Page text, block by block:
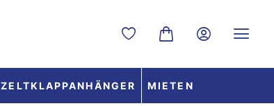
Du hast 0 Produkte auf
Warenkorb enthält
ZELTKLAPPANHÄNGER MIETEN